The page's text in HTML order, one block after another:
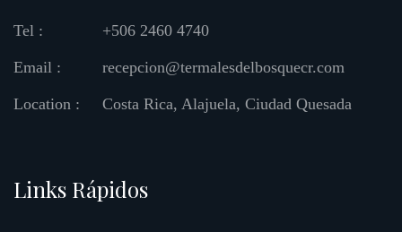
Tel : +506 2460 4740
Email : recepcion@termalesdelbosquecr.com
Location : Costa Rica, Alajuela, Ciudad Quesada
Links Rápidos